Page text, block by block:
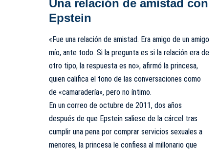
Una relación de amistad con
Epstein
«Fue una relación de amistad. Era amigo de un amigo
mío, ante todo. Si la pregunta es si la relación era de
otro tipo, la respuesta es no», afirmó la princesa,
quien califica el tono de las conversaciones como
de «camaradería», pero no íntimo.
En un correo de octubre de 2011, dos años
después de que Epstein saliese de la cárcel tras
cumplir una pena por comprar servicios sexuales a
menores, la princesa le confiesa al millonario que